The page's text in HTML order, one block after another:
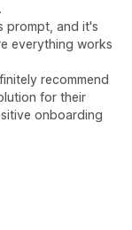
prompt, and it's
everything works
recommend
for their
onboarding